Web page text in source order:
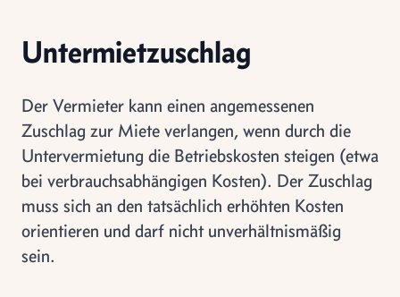
Untermietzuschlag
Der Vermieter kann einen angemessenen
Zuschlag zur Miete verlangen, wenn durch die
Untervermietung die Betriebskosten steigen (etwa
bei verbrauchsabhängigen Kosten). Der Zuschlag
muss sich an den tatsächlich erhöhten Kosten
orientieren und darf nicht unverhältnismäßig
sein.